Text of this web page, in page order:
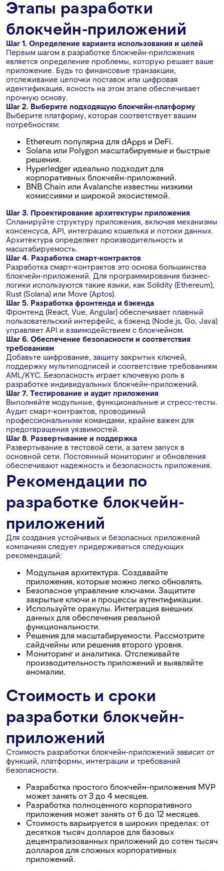
Этапы разработки
блокчейн-приложений
Шаг 1. Определение варианта использования и целей
Первым шагом в разработке блокчейн-приложения
является определение проблемы, которую решает ваше
приложение. Будь то финансовые транзакции,
отслеживание цепочки поставок или цифровая
идентификация, ясность на этом этапе обеспечивает
прочную основу.
Шаг 2. Выберите подходящую блокчейн-платформу
Выберите платформу, которая соответствует вашим
потребностям:
Ethereum популярна для dApps и DeFi.
Solana или Polygon масштабируемые и быстрые
решения.
Hyperledger идеально подходит для
корпоративных блокчейн-приложений.
BNB Chain или Avalanche известны низкими
комиссиями и широкой экосистемой.
Шаг 3. Проектирование архитектуры приложения
Спланируйте структуру приложения, включая механизмы
консенсуса, API, интеграцию кошелька и потоки данных.
Архитектура определяет производительность и
масштабируемость.
Шаг 4. Разработка смарт-контрактов
Разработка смарт-контрактов это основа большинства
блокчейн-приложений. Для программирования бизнес-
логики используются такие языки, как Solidity (Ethereum),
Rust (Solana) или Move (Aptos).
Шаг 5. Разработка фронтенда и бэкенда
Фронтенд (React, Vue, Angular) обеспечивает плавный
пользовательский интерфейс, а бэкенд (Node.js, Go, Java)
управляет API и взаимодействием с блокчейном.
Шаг 6. Обеспечение безопасности и соответствия
требованиям
Добавьте шифрование, защиту закрытых ключей,
поддержку мультиподписей и соответствие требованиям
AML/KYC. Безопасность играет ключевую роль в
разработке индивидуальных блокчейн-приложений.
Шаг 7. Тестирование и аудит приложения
Выполняйте модульные, функциональные и стресс-тесты.
Аудит смарт-контрактов, проводимый
профессиональными командами, крайне важен для
предотвращения уязвимостей.
Шаг 8. Развертывание и поддержка
Развертывание в тестовой сети, а затем запуск в
основной сети. Постоянный мониторинг и обновления
обеспечивают надежность и безопасность приложения.
Рекомендации по
разработке блокчейн-
приложений
Для создания устойчивых и безопасных приложений
компаниям следует придерживаться следующих
рекомендаций:
Модульная архитектура. Создавайте
приложения, которые можно легко обновлять.
Безопасное управление ключами. Защитите
закрытые ключи и процессы аутентификации.
Используйте оракулы. Интеграция внешних
данных для обеспечения реальной
функциональности.
Решения для масштабируемости. Рассмотрите
сайдчейны или решения второго уровня.
Мониторинг и аналитика. Отслеживайте
производительность приложений и выявляйте
аномалии.
Стоимость и сроки
разработки блокчейн-
приложений
Стоимость разработки блокчейн-приложений зависит от
функций, платформы, интеграции и требований
безопасности.
Разработка простого блокчейн-приложения MVP
может занять от 3 до 4 месяцев.
Разработка полноценного корпоративного
приложения может занять от 6 до 12 месяцев.
Стоимость варьируется в широких пределах: от
десятков тысяч долларов для базовых
децентрализованных приложений до сотен тысяч
долларов для сложных корпоративных
приложений.